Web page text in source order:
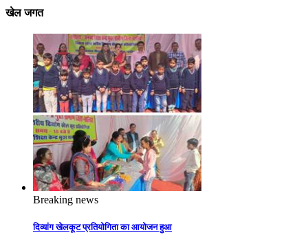
खेल जगत
Breaking news
दिव्यांग खेलकूट प्रतियोगिता का आयोजन हुआ